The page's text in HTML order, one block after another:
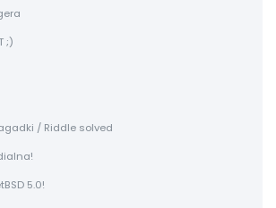
;)
/ Riddle solved
5.0!